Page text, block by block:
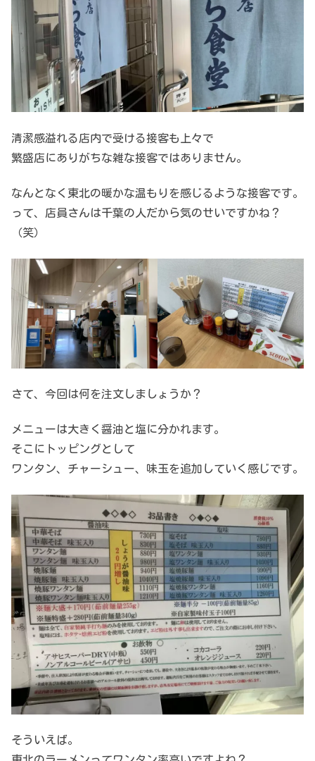
清潔感溢れる店内で受ける接客も上々で
繁盛店にありがちな雑な接客ではありません。
なんとなく東北の暖かな温もりを感じるような接客です。
って、店員さんは千葉の人だから気のせいですかね？
（笑）
さて、今回は何を注文しましょうか？
メニューは大きく醤油と塩に分かれます。
そこにトッピングとして
ワンタン、チャーシュー、味玉を追加していく感じです。
そういえば。